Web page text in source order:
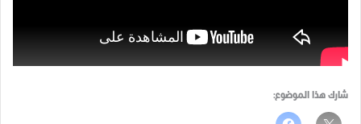
شارك هذا الموضوع: